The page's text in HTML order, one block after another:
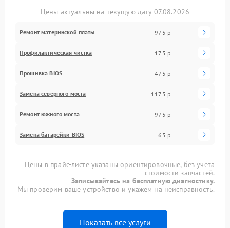
Цены актуальны на текущую дату 07.08.2026
Ремонт материнской платы 975 р
Профилактическая чистка 175 р
Прошивка BIOS 475 р
Замена северного моста 1175 р
Ремонт южного моста 975 р
Замена батарейки BIOS 65 р
Цены в прайс-листе указаны ориентировочные, без учета
стоимости запчастей.
Записывайтесь на бесплатную диагностику.
Мы проверим ваше устройство и укажем на неисправность.
Показать все услуги